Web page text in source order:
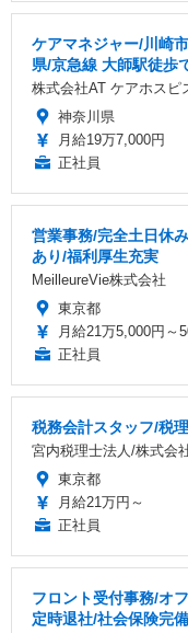
ケアマネジャー/川崎
県/京急線 大師駅徒歩
株式会社AT ケアホスピ
神奈川県
月給19万7,000円
正社員
営業事務/完全土日休
あり/福利厚生充実
MeilleureVie株式会社
東京都
月給21万5,000円～
正社員
税務会計スタッフ/税
宮内税理士法人/株式会
東京都
月給21万円～
正社員
フロント受付事務/オ
定時退社/社会保険完